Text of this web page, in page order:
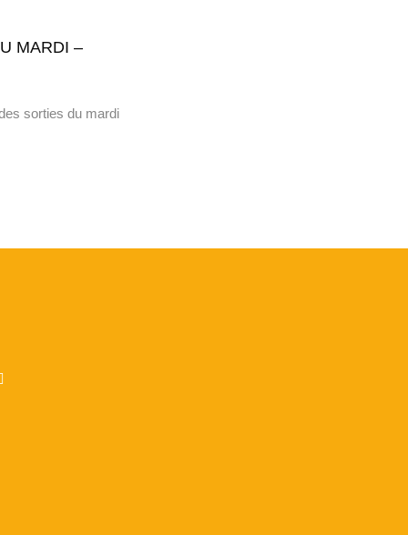
MARDI –
sorties du mardi